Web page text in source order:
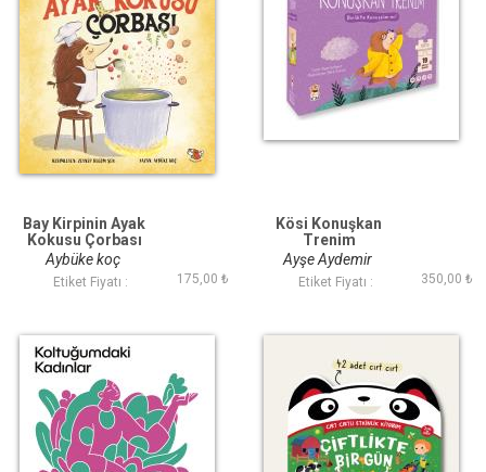
Bay Kirpinin Ayak
Kokusu Çorbası
Aybüke koç
Etiket Fiyatı : 175,00 ₺
Kösi Konuşkan
Trenim
Ayşe Aydemir
Etiket Fiyatı : 350,00 ₺